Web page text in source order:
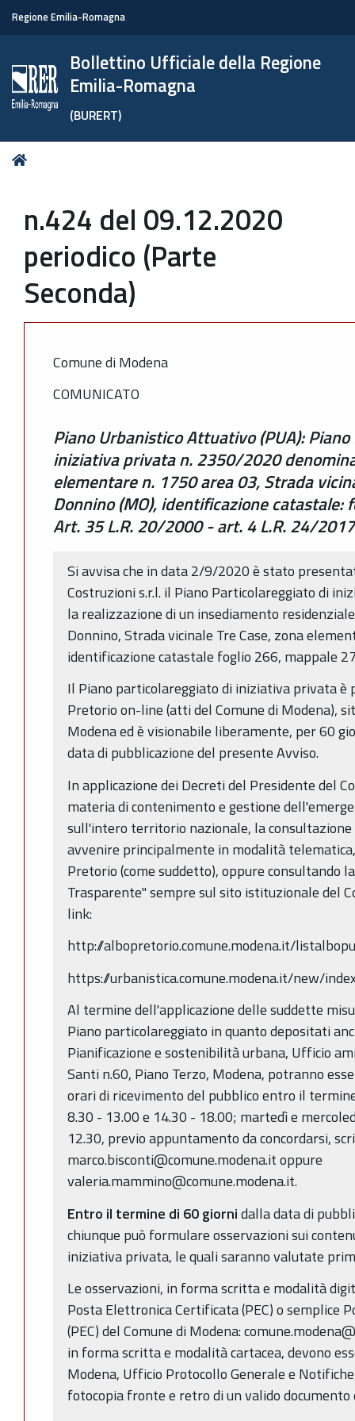
Regione Emilia-Romagna
Bollettino Ufficiale della Regione
Emilia-Romagna
(BURERT)
Tu
n.424 del 09.12.2020
periodico (Parte
Seconda)
Comune di Modena
COMUNICATO
Piano Urbanistico Attuativo (PUA):
iniziativa privata n. 2350/2020
elementare n. 1750 area 03, Strada
Donnino (MO), identificazione catastale:
Art. 35 L.R. 20/2000 - art. 4 L.R. 24/
Si avvisa che in data 2/9/2020 è stato
Costruzioni s.r.l. il Piano Particolareggiato di
la realizzazione di un insediamento
Donnino, Strada vicinale Tre Case, zona
identificazione catastale foglio 266, mappale
Il Piano particolareggiato di iniziativa privata
Pretorio on-line (atti del Comune di Modena),
Modena ed è visionabile liberamente, per 60
data di pubblicazione del presente Avviso.
In applicazione dei Decreti del Presidente del
materia di contenimento e gestione
sull'intero territorio nazionale, la
avvenire principalmente in modalità
Pretorio (come suddetto), oppure consultando
Trasparente" sempre sul sito istituzionale del
link:
http://albopretorio.comune.modena.it/
https://urbanistica.comune.modena.it/new/
Al termine dell'applicazione delle suddette
Piano particolareggiato in quanto depositati
Pianificazione e sostenibilità urbana, Ufficio
Santi n.60, Piano Terzo, Modena, potranno
orari di ricevimento del pubblico entro il
8.30 - 13.00 e 14.30 - 18.00; martedì e
12.30, previo appuntamento da concordarsi,
marco.bisconti@comune.modena.it oppure
valeria.mammino@comune.modena.it.
Entro il termine di 60 giornidalla data di
chiunque può formulare osservazioni sui
iniziativa privata, le quali saranno valutate
Le osservazioni, in forma scritta e modalità
Posta Elettronica Certificata (PEC) o semplice
(PEC) del Comune di Modena:
in forma scritta e modalità cartacea, devono
Modena, Ufficio Protocollo Generale e
fotocopia fronte e retro di un valido